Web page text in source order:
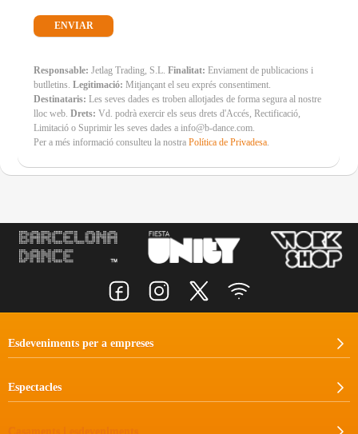
Responsable: Jetlag Trading, S.L.Finalitat: Enviament de publicacions i
butlletins.Legitimació: Mitjançant el seu exprés consentiment.
Destinataris: Les seves dades es troben allotjades de forma segura al nostre
lloc web.Drets: Vd. podrà exercir els seus drets d'Accés, Rectificació,
Limitació o Suprimir les seves dades a info@b-dance.com.
Per a més informació consulteu la nostraPolítica de Privadesa.
Esdeveniments per a empreses
Espectacles